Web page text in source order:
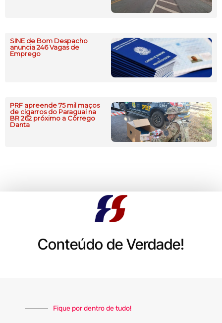
SINE de Bom Despacho
anuncia 246 Vagas de
Emprego
PRF apreende 75 mil maços
de cigarros do Paraguai na
BR 262 próximo a Córrego
Danta
Conteúdo de Verdade!
Fique por dentro de tudo!